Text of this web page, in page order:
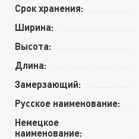
Срок хранения:
Ширина:
Высота:
Длина:
Замерзающий:
Русское наименование:
Немецкое
наименование: